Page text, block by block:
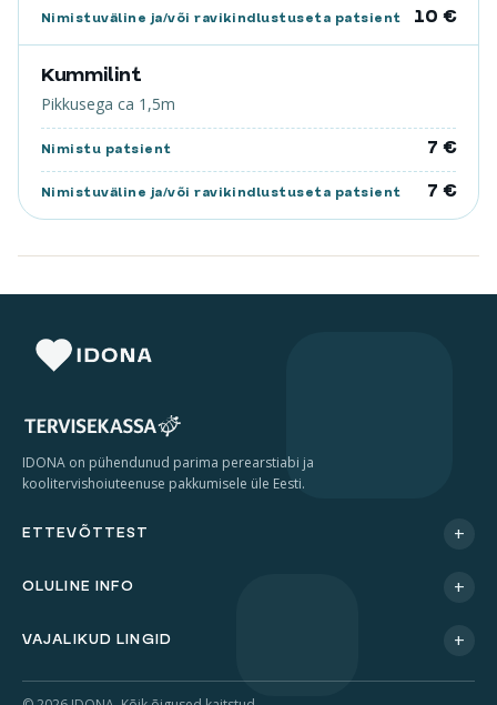
Nimistuväline ja/või ravikindlustuseta patsient 10 €
Kummilint
Pikkusega ca 1,5m
Nimistu patsient 7 €
Nimistuväline ja/või ravikindlustuseta patsient 7 €
IDONA on pühendunud parima perearstiabi ja
koolitervishoiuteenuse pakkumisele üle Eesti.
ETTEVÕTTEST +
OLULINE INFO +
VAJALIKUD LINGID +